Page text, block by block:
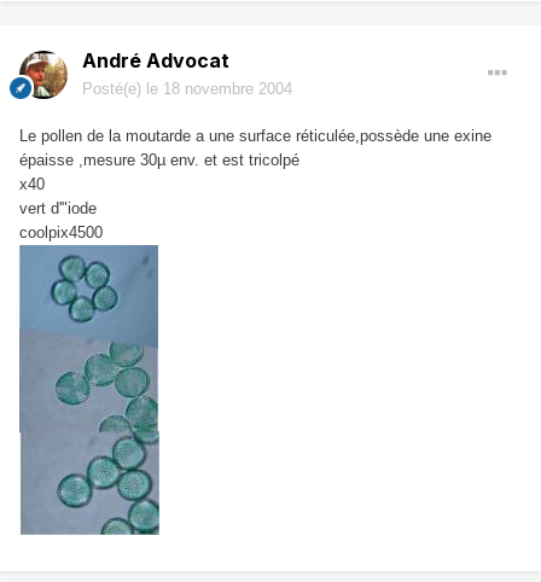
André Advocat
Posté(e) le 18 novembre 2004
Le pollen de la moutarde a une surface réticulée,possède une exine
épaisse ,mesure 30µ env. et est tricolpé
x40
vert d'"iode
coolpix4500